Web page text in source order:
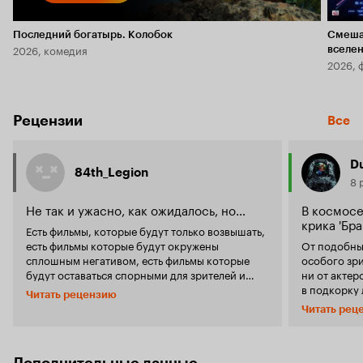
Последний богатырь. Колобок
2026, комедия
2026,
Рецензии Все
84th_Legion
Не так и ужасно, как ожидалось, но…
Есть фильмы, которые будут только возвышать,
есть фильмы которые будут окружены
сплошным негативом, есть фильмы которые
будут оставаться спорными для зрителей и
критиков, но еще есть те фильмы которые
попадают в разряд забытых и которые пылятся
Читать рецензию
8
В
крика
От
особого
ни от
в
эталон
взгляд,
Читать